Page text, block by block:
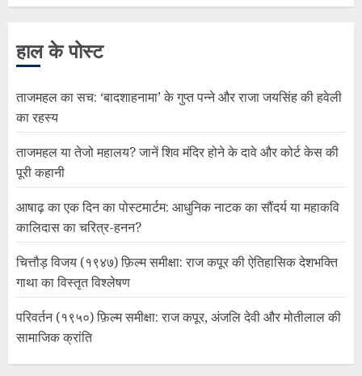
हाल के पोस्ट
ताजमहल का सच: ‘बादशाहनामा’ के गुप्त पन्ने और राजा जयसिंह की हवेली
का रहस्य
ताजमहल या तेजो महालय? जानें शिव मंदिर होने के दावे और कोर्ट केस की
पूरी कहानी
आषाढ़ का एक दिन का पोस्टमार्टम: आधुनिक नाटक का सौंदर्य या महाकवि
कालिदास का चरित्र-हनन?
चित्तौड़ विजय (१९४७) फ़िल्म समीक्षा: राज कपूर की ऐतिहासिक देशभक्ति
गाथा का विस्तृत विश्लेषण
परिवर्तन (१९५०) फ़िल्म समीक्षा: राज कपूर, अंजलि देवी और मोतीलाल की
सामाजिक क्रांति